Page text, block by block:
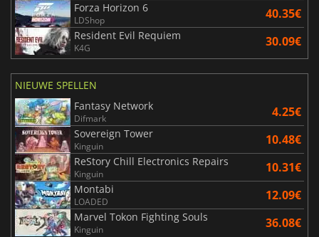
Forza Horizon 6
LDShop 40.35€
Resident Evil Requiem
K4G 30.09€
NIEUWE SPELLEN
Fantasy Network
Difmark 4.25€
Sovereign Tower
Kinguin 10.48€
ReStory Chill Electronics Repairs
Kinguin 10.31€
Montabi
LOADED 12.09€
Marvel Tokon Fighting Souls
Kinguin 36.08€